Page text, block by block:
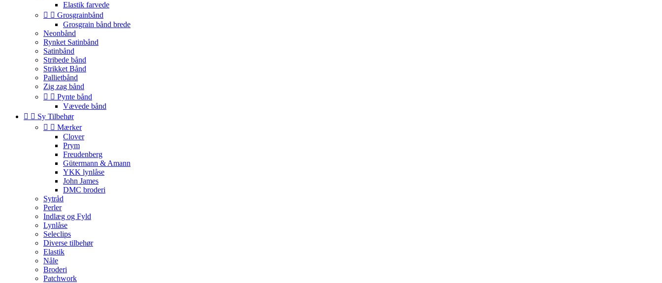
Elastik farvede
  Grosgrainbånd
Grosgrain bånd brede
Neonbånd
Rynket Satinbånd
Satinbånd
Stribede bånd
Strikket Bånd
Pallietbånd
Zig zag bånd
  Pynte bånd
Vævede bånd
  Sy Tilbehør
  Mærker
Clover
Prym
Freudenberg
Gütermann & Amann
YKK lynlåse
John James
DMC broderi
Sytråd
Perler
Indlæg og Fyld
Lynlåse
Seleclips
Diverse tilbehør
Elastik
Nåle
Broderi
Patchwork